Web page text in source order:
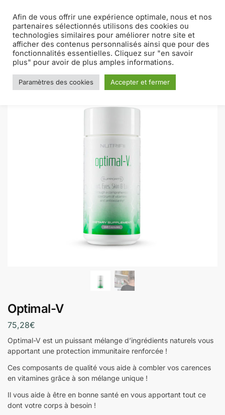
MENU 0
Accueil / Nutrifii / Optimal-V
Optimal-V
75,28€
Optimal-V est un puissant mélange d’ingrédients naturels vous
apportant une protection immunitaire renforcée !
Ces composants de qualité vous aide à combler vos carences
en vitamines grâce à son mélange unique !
Il vous aide à être en bonne santé en vous apportant tout ce
dont votre corps à besoin !
Afin de vous offrir une expérience optimale, nous et nos
partenaires sélectionnés utilisons des cookies ou
technologies similaires pour améliorer notre site et
afficher des contenus personnalisés ainsi que pour des
fonctionnalités essentielles. Cliquez sur "en savoir
plus" pour avoir de plus amples informations.
Paramètres des cookies Accepter et fermer